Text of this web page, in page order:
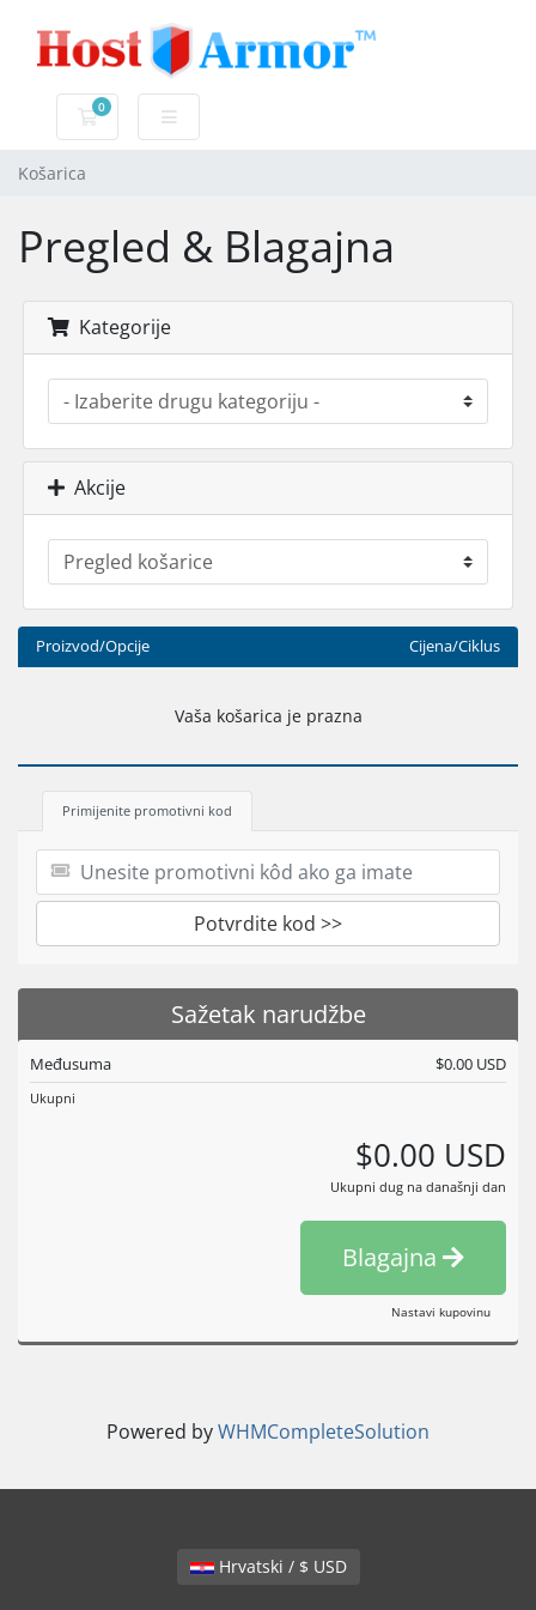
0
Košarica
Košarica
Pregled & Blagajna
Kategorije
Akcije
Proizvod/Opcije Cijena/Ciklus
Vaša košarica je prazna
Primijenite promotivni kod
Potvrdite kod >>
Sažetak narudžbe
Međusuma $0.00 USD
Ukupni
$0.00 USD
Ukupni dug na današnji dan
Blagajna
Nastavi kupovinu
Powered byWHMCompleteSolution
Hrvatski / $ USD